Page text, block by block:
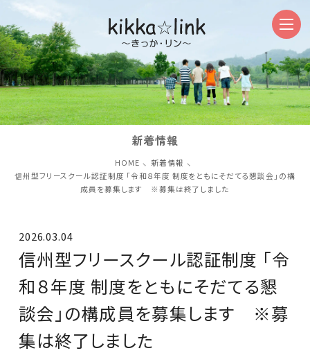
新着情報
HOME
新着情報
信州型フリースクール認証制度 「令和８年度 制度をともにそだてる懇談会」の構
成員を募集します ※募集は終了しました
2026.03.04
信州型フリースクール認証制度 「令
和８年度 制度をともにそだてる懇
談会」の構成員を募集します ※募
集は終了しました